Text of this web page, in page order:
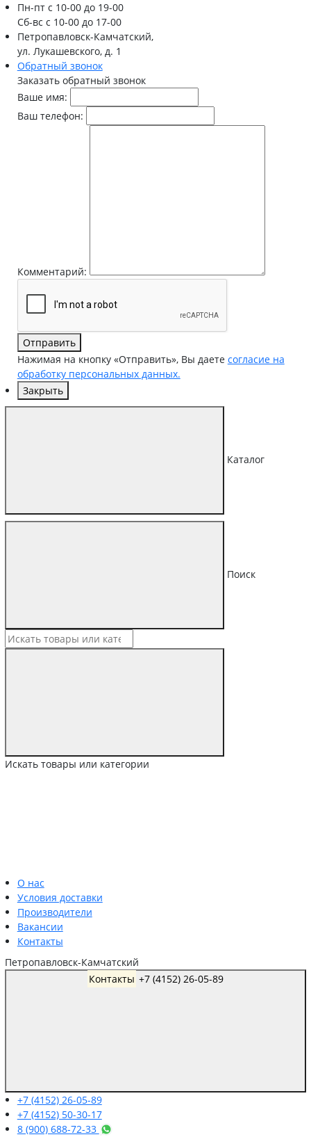
Пн-птс 10-00 до 19-00
Сб-вс с 10-00 до 17-00
Петропавловск-Камчатский,
ул. Лукашевского, д. 1
Обратный звонок
Заказать обратный звонок
Ваше имя:
Ваш телефон:
Комментарий:
Отправить
Нажимая на кнопку «Отправить», Вы даете согласие на
обработку персональных данных.
Закрыть
Каталог
Поиск
Искать товары или категории
О нас
Условия доставки
Производители
Вакансии
Контакты
Петропавловск-Камчатский
Контакты
+7 (4152) 26-05-89
+7 (4152) 50-30-17
8 (900) 688-72-33